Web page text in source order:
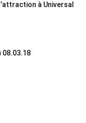
à Universal
08.03.18